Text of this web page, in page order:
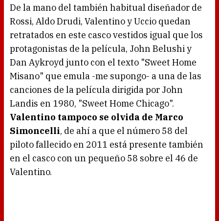
De la mano del también habitual diseñador de
Rossi, Aldo Drudi, Valentino y Uccio quedan
retratados en este casco vestidos igual que los
protagonistas de la película, John Belushi y
Dan Aykroyd junto con el texto "Sweet Home
Misano" que emula -me supongo- a una de las
canciones de la película dirigida por John
Landis en 1980, "Sweet Home Chicago".
Valentino tampoco se olvida de Marco
Simoncelli, de ahí a que el número 58 del
piloto fallecido en 2011 está presente también
en el casco con un pequeño 58 sobre el 46 de
Valentino.